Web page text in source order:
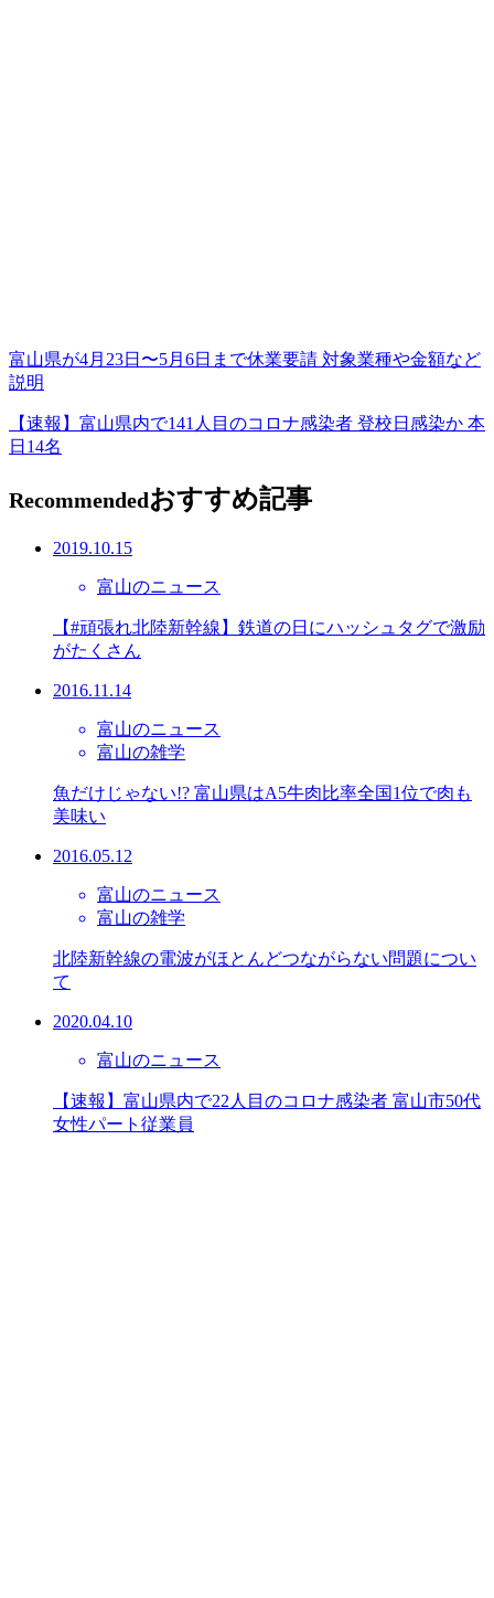
富山県が4月23日〜5月6日まで休業要請 対象業種や金額など
説明
【速報】富山県内で141人目のコロナ感染者 登校日感染か 本
日14名
Recommendedおすすめ記事
2019.10.15
富山のニュース
【#頑張れ北陸新幹線】鉄道の日にハッシュタグで激励
がたくさん
2016.11.14
富山のニュース
富山の雑学
魚だけじゃない!? 富山県はA5牛肉比率全国1位で肉も
美味い
2016.05.12
富山のニュース
富山の雑学
北陸新幹線の電波がほとんどつながらない問題につい
て
2020.04.10
富山のニュース
【速報】富山県内で22人目のコロナ感染者 富山市50代
女性パート従業員